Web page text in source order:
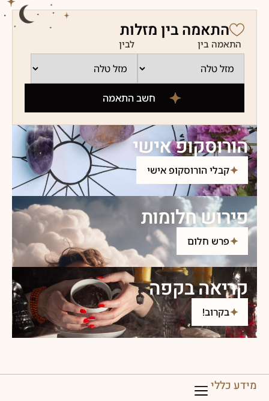
התאמה בין מזלות
התאמה בין לבין
חשב התאמה
הורוסקופ אישי
קבלי הורוסקופ אישי
פירוש חלומות
פרש חלום
קריאה בקפה
בקרוב!
מידע כללי